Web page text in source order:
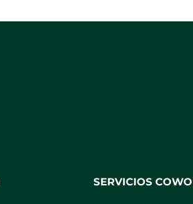
SERVICIOS